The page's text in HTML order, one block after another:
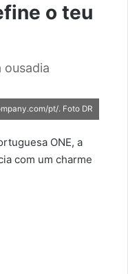
o teu
ousadia
pt/. Foto DR
ONE, a
com um charme